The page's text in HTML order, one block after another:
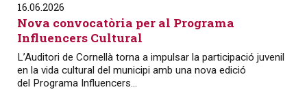
16.06.2026
Nova convocatòria per al Programa
Influencers Cultural
L’Auditori de Cornellà torna a impulsar la participació juvenil
en la vida cultural del municipi amb una nova edició
del Programa Influencers...